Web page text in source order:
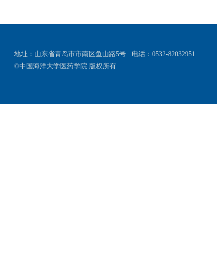
地址：山东省青岛市市南区鱼山路5号
电话：0532-82032951
©中国海洋大学医药学院 版权所有